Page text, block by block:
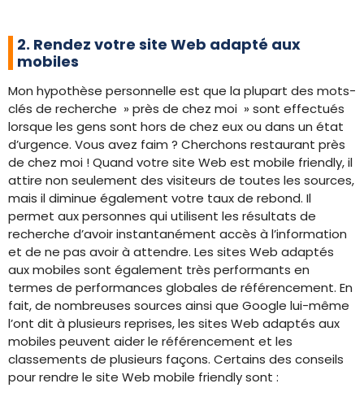
2. Rendez votre site Web adapté aux
mobiles
Mon hypothèse personnelle est que la plupart des mots-
clés de recherche » près de chez moi » sont effectués
lorsque les gens sont hors de chez eux ou dans un état
d’urgence. Vous avez faim ? Cherchons restaurant près
de chez moi ! Quand votre site Web est mobile friendly, il
attire non seulement des visiteurs de toutes les sources,
mais il diminue également votre taux de rebond. Il
permet aux personnes qui utilisent les résultats de
recherche d’avoir instantanément accès à l’information
et de ne pas avoir à attendre. Les sites Web adaptés
aux mobiles sont également très performants en
termes de performances globales de référencement. En
fait, de nombreuses sources ainsi que Google lui-même
l’ont dit à plusieurs reprises, les sites Web adaptés aux
mobiles peuvent aider le référencement et les
classements de plusieurs façons. Certains des conseils
pour rendre le site Web mobile friendly sont :